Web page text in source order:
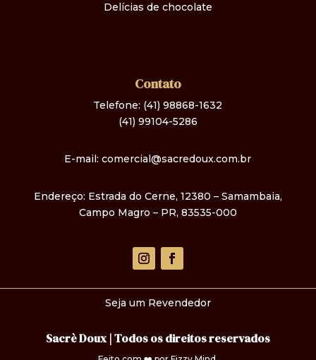
Delícias de chocolate
Contato
Telefone: (41) 98868-1632
(41) 99104-5286
E-mail:comercial@sacredoux.com.br
Endereço: Estrada do Cerne, 12380 – Samambaia,
Campo Magro – PR, 83535-000
Seja um Revendedor
Sacrè Doux | Todos os direitos reservados